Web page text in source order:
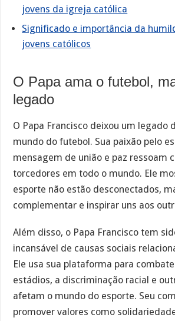
jovens da igreja católica
Significado e importância da
jovens católicos
O Papa ama o futebol,
legado
O Papa Francisco deixou um legado
mundo do futebol. Sua paixão pelo
mensagem de união e paz ressoam
torcedores em todo o mundo. Ele
esporte não estão desconectados,
complementar e inspirar uns aos
Além disso, o Papa Francisco tem
incansável de causas sociais
Ele usa sua plataforma para
estádios, a discriminação racial e
afetam o mundo do esporte. Seu
promover valores como